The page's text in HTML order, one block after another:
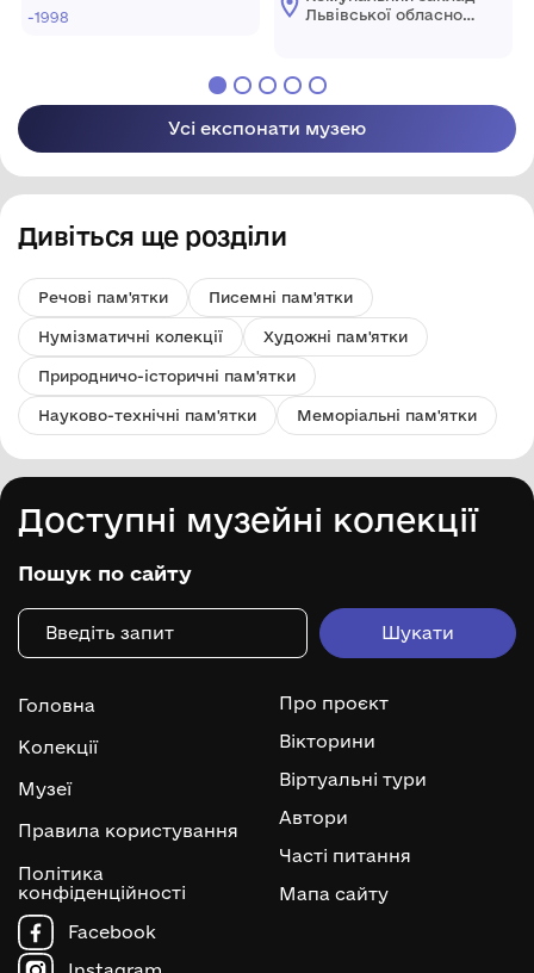
ради "Львівський
-1998
Молодшої)
Львівської обласної
Усі експонати музею
Дивіться ще розділи
Речові пам'ятки Писемні пам'ятки
Нумізматичні колекції Художні пам'ятки
Природничо-історичні пам'ятки
Науково-технічні пам'ятки Меморіальні пам'ятки
Доступні музейні колекції
Пошук по сайту
Головна
Колекції
Музеї
Правила користування
Політика
конфіденційності
Про проєкт
Вікторини
Віртуальні тури
Автори
Часті питання
Мапа сайту
Facebook